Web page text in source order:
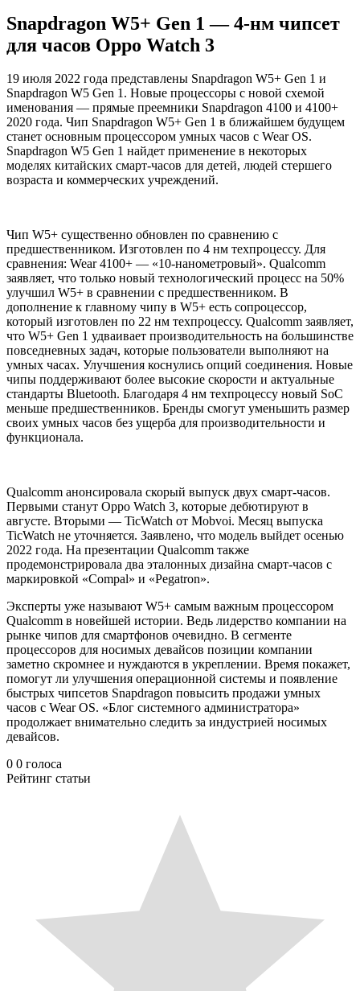
Snapdragon W5+ Gen 1 — 4-нм чипсет
для часов Oppo Watch 3
19 июля 2022 года представлены Snapdragon W5+ Gen 1 и
Snapdragon W5 Gen 1. Новые процессоры с новой схемой
именования — прямые преемники Snapdragon 4100 и 4100+
2020 года. Чип Snapdragon W5+ Gen 1 в ближайшем будущем
станет основным процессором умных часов с Wear OS.
Snapdragon W5 Gen 1 найдет применение в некоторых
моделях китайских смарт-часов для детей, людей стершего
возраста и коммерческих учреждений.
Чип W5+ существенно обновлен по сравнению с
предшественником. Изготовлен по 4 нм техпроцессу. Для
сравнения: Wear 4100+ — «10-нанометровый». Qualcomm
заявляет, что только новый технологический процесс на 50%
улучшил W5+ в сравнении с предшественником. В
дополнение к главному чипу в W5+ есть сопроцессор,
который изготовлен по 22 нм техпроцессу. Qualcomm заявляет,
что W5+ Gen 1 удваивает производительность на большинстве
повседневных задач, которые пользователи выполняют на
умных часах. Улучшения коснулись опций соединения. Новые
чипы поддерживают более высокие скорости и актуальные
стандарты Bluetooth. Благодаря 4 нм техпроцессу новый SoC
меньше предшественников. Бренды смогут уменьшить размер
своих умных часов без ущерба для производительности и
функционала.
Qualcomm анонсировала скорый выпуск двух смарт-часов.
Первыми станут Oppo Watch 3, которые дебютируют в
августе. Вторыми — TicWatch от Mobvoi. Месяц выпуска
TicWatch не уточняется. Заявлено, что модель выйдет осенью
2022 года. На презентации Qualcomm также
продемонстрировала два эталонных дизайна смарт-часов с
маркировкой «Compal» и «Pegatron».
Эксперты уже называют W5+ самым важным процессором
Qualcomm в новейшей истории. Ведь лидерство компании на
рынке чипов для смартфонов очевидно. В сегменте
процессоров для носимых девайсов позиции компании
заметно скромнее и нуждаются в укреплении. Время покажет,
помогут ли улучшения операционной системы и появление
быстрых чипсетов Snapdragon повысить продажи умных
часов с Wear OS. «Блог системного администратора»
продолжает внимательно следить за индустрией носимых
девайсов.
0 0 голоса
Рейтинг статьи